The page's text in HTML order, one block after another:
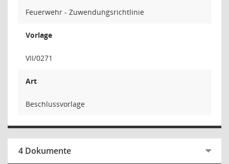
Feuerwehr - Zuwendungsrichtlinie
Vorlage
VII/0271
Art
Beschlussvorlage
4 Dokumente